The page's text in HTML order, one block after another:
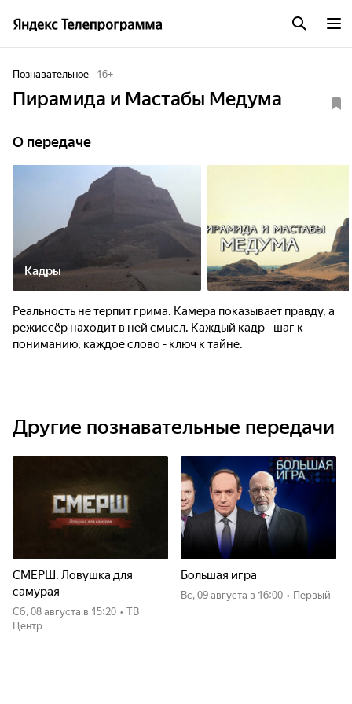
Познавательное 16+
Пирамида и Мастабы Медума
О передаче
Кадры
Реальность не терпит грима. Камера показывает правду, а
режиссёр находит в ней смысл. Каждый кадр - шаг к
пониманию, каждое слово - ключ к тайне.
Другие познавательные передачи
СМЕРШ. Ловушка для
самурая
сб, 08 августа в 15:20 • ТВ
Центр
Большая игра
вс, 09 августа в 16:00 • Первый